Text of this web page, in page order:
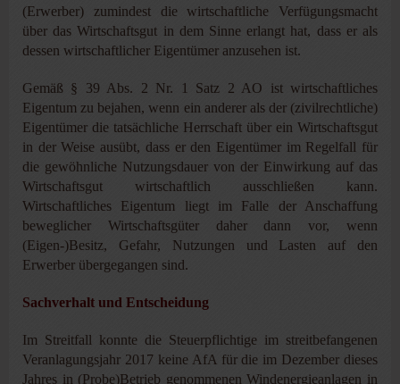
(Erwerber) zumindest die wirtschaftliche Verfügungsmacht
über das Wirtschaftsgut in dem Sinne erlangt hat, dass er als
dessen wirtschaftlicher Eigentümer anzusehen ist.
Gemäß § 39 Abs. 2 Nr. 1 Satz 2 AO ist wirtschaftliches
Eigentum zu bejahen, wenn ein anderer als der (zivilrechtliche)
Eigentümer die tatsächliche Herrschaft über ein Wirtschaftsgut
in der Weise ausübt, dass er den Eigentümer im Regelfall für
die gewöhnliche Nutzungsdauer von der Einwirkung auf das
Wirtschaftsgut wirtschaftlich ausschließen kann.
Wirtschaftliches Eigentum liegt im Falle der Anschaffung
beweglicher Wirtschaftsgüter daher dann vor, wenn
(Eigen-)Besitz, Gefahr, Nutzungen und Lasten auf den
Erwerber übergegangen sind.
Sachverhalt und Entscheidung
Im Streitfall konnte die Steuerpflichtige im streitbefangenen
Veranlagungsjahr 2017 keine AfA für die im Dezember dieses
Jahres in (Probe)Betrieb genommenen Windenergieanlagen in